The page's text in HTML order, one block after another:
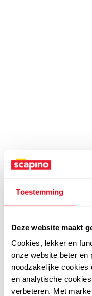
Toestemming
Deze website maakt
Cookies, lekker en
onze website beter en
noodzakelijke cookies
en analytische
verbeteren. Met